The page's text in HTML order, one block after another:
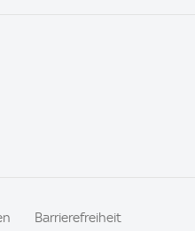
Barrierefreiheit